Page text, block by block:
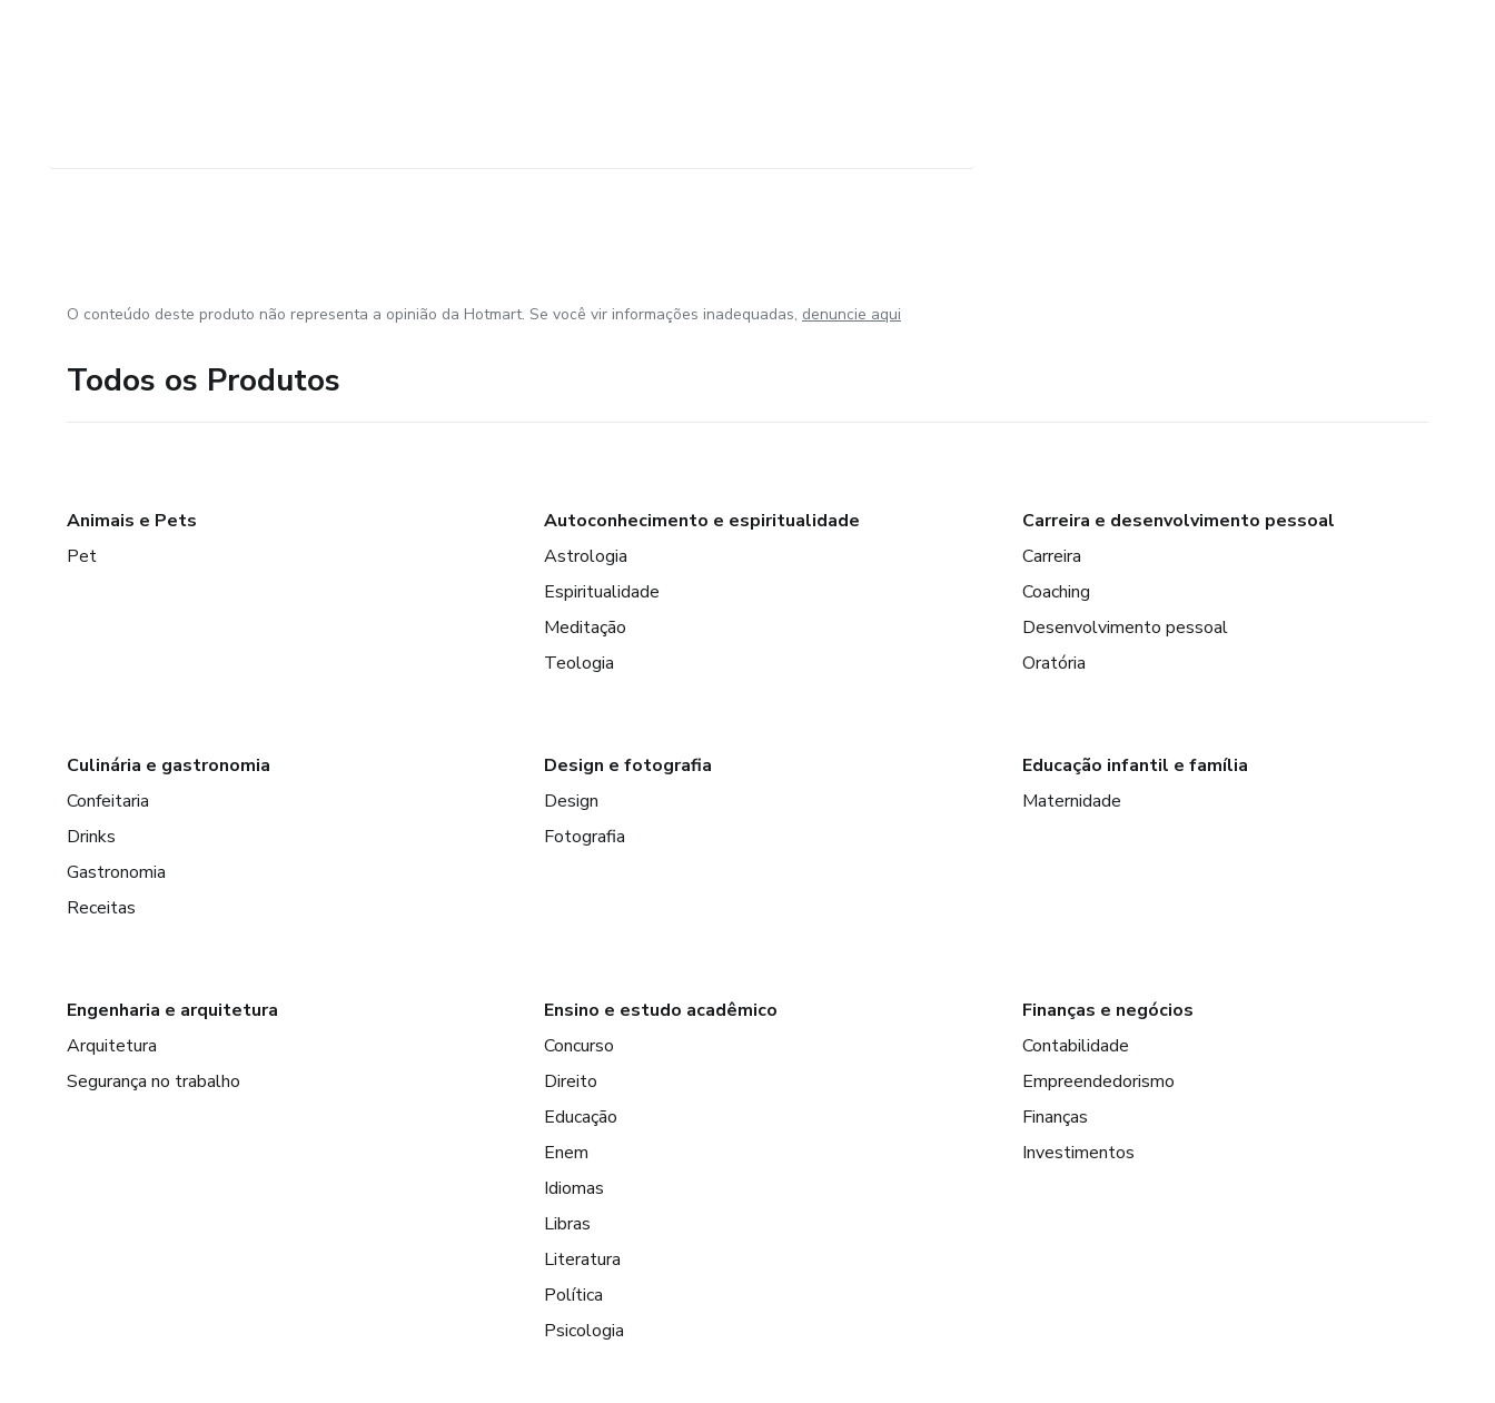
O conteúdo deste produto não representa a opinião da Hotmart. Se você vir informações inadequadas, denuncie aqui
Todos os Produtos
Animais e Pets
Pet
Autoconhecimento e espiritualidade
Astrologia
Espiritualidade
Meditação
Teologia
Carreira e desenvolvimento pessoal
Carreira
Coaching
Desenvolvimento pessoal
Oratória
Culinária e gastronomia
Confeitaria
Drinks
Gastronomia
Receitas
Design e fotografia
Design
Fotografia
Educação infantil e família
Maternidade
Engenharia e arquitetura
Arquitetura
Segurança no trabalho
Ensino e estudo acadêmico
Concurso
Direito
Educação
Enem
Idiomas
Libras
Literatura
Política
Psicologia
Finanças e negócios
Contabilidade
Empreendedorismo
Finanças
Investimentos